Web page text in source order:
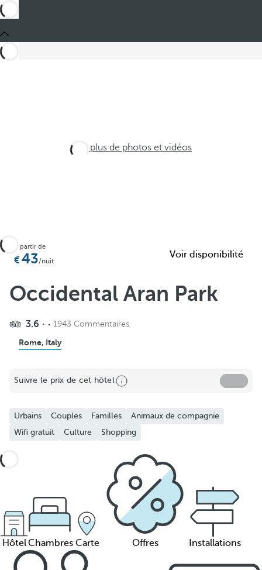
Voir plus de photos et vidéos
À partir de
43/nuit
Voir disponibilité
Occidental Aran Park
3.6 1943 Commentaires
Rome, Italy
Suivre le prix de cet hôtel
Urbains Couples Familles
Animaux de compagnie
Wifi gratuit
Culture Shopping
HôtelChambres Carte Offres Installations